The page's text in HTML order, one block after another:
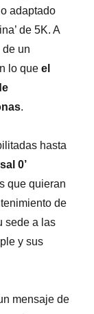
adaptado
de 5K. A
de un
lo queel
.
hasta
0’
que quieran
de
sede a las
y sus
mensaje de